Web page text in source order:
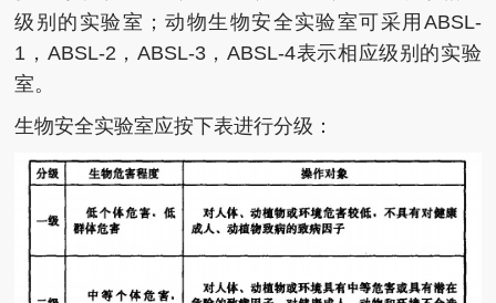
级别的实验室；动物生物安全实验室可采用ABSL-
1，ABSL-2，ABSL-3，ABSL-4表示相应级别的实验
室。
生物安全实验室应按下表进行分级：